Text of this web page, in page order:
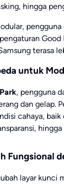
hingga
terasa
untuk
, pengguna
dan gelap.
cahaya,
Fungsional
layar kunci